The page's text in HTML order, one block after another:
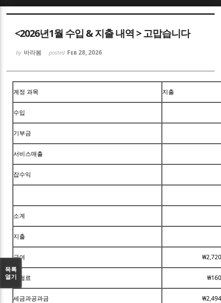
<2026년1월 수입 & 지출 내역 > 고맙습니다
by 바라봄 posted Feb 28, 2026
계정 과목 지출
수입
기부금
서비스매출
잡수익
소계
지출
급여
보험료
세금과공과금
목록
열기
Sketchbook5, 스케치북5
Sketchbook5, 스케치북5